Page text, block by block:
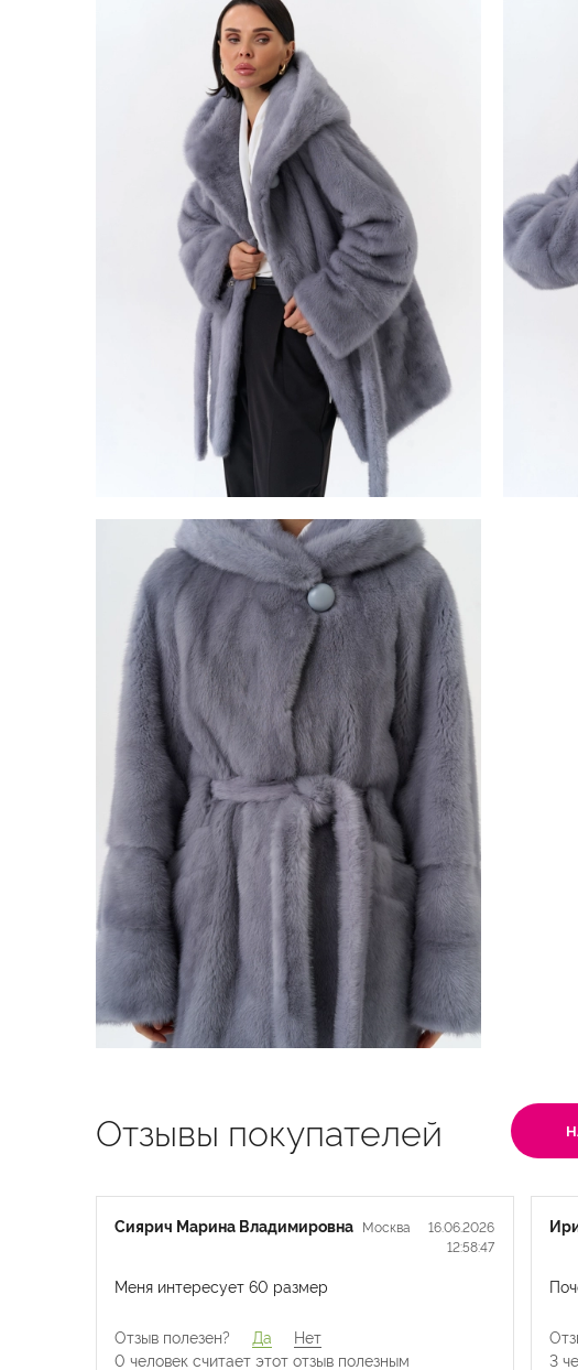
Отзывы покупателей
Сиярич Марина Владимировна Москва
16.06.2026
12:58:47
Меня интересует 60 размер
Отзыв полезен? Да
Нет
0 человек считает этот отзыв полезным
3